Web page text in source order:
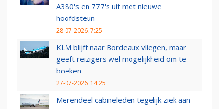
A380's en 777's uit met nieuwe
hoofdsteun
28-07-2026, 7:25
KLM blijft naar Bordeaux vliegen, maar
geeft reizigers wel mogelijkheid om te
boeken
27-07-2026, 14:25
Merendeel cabineleden tegelijk ziek aan